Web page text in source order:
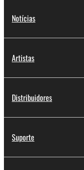
Notícias
Artistas
Distribuidores
Suporte